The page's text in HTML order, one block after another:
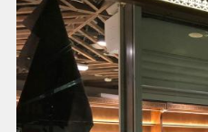
Смотреть далее